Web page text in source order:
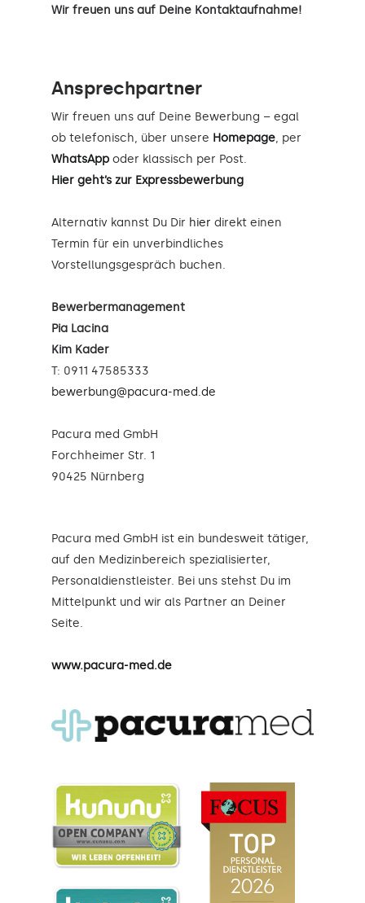
Wir freuen uns auf Deine Kontaktaufnahme!
Ansprechpartner
Wir freuen uns auf Deine Bewerbung – egal
ob telefonisch, über unsere Homepage, per
WhatsApp oder klassisch per Post.
Hier geht’s zur Expressbewerbung
Alternativ kannst Du Dir hier direkt einen
Termin für ein unverbindliches
Vorstellungsgespräch buchen.
Bewerbermanagement
Pia Lacina
Kim Kader
T: 0911 47585333
bewerbung@pacura-med.de
Pacura med GmbH
Forchheimer Str. 1
90425 Nürnberg
Pacura med GmbH ist ein bundesweit tätiger,
auf den Medizinbereich spezialisierter,
Personaldienstleister. Bei uns stehst Du im
Mittelpunkt und wir als Partner an Deiner
Seite.
www.pacura-med.de